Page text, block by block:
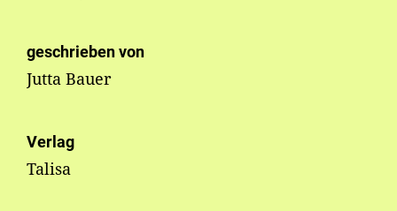
geschrieben von
Jutta Bauer
Verlag
Talisa